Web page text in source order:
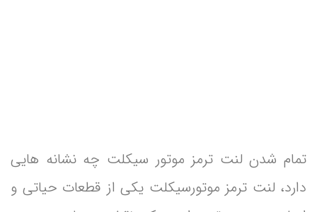
تمام شدن لنت ترمز موتور سیکلت چه نشانه هایی
دارد، لنت ترمز موتورسیکلت یکی از قطعات حیاتی و